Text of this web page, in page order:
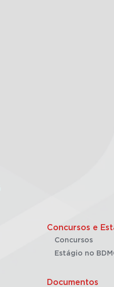
Concursos e
Concursos
Estágio no
Documentos